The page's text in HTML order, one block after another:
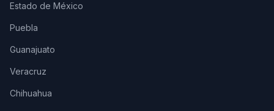
Estado de México
Puebla
Guanajuato
Veracruz
Chihuahua